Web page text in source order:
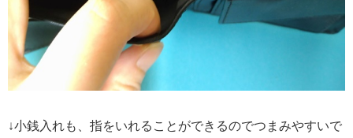
↓小銭入れも、指をいれることができるのでつまみやすいで